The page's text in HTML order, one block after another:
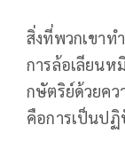
สิ่งที่พวกเขาท
การล้อเลียนห
กษัตริย์ด้วยคว
คือการเป็นป